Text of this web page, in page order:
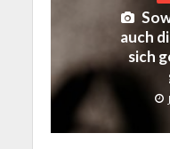
auch
sich